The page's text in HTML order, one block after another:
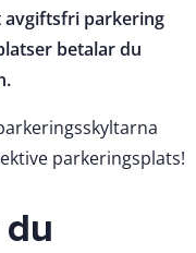
avgiftsfri parkering
betalar du
parkeringsplats!